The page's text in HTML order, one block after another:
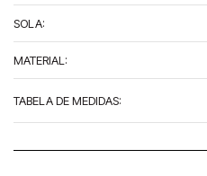
SOLA:
MATERIAL :
TABELA DE MEDIDAS: